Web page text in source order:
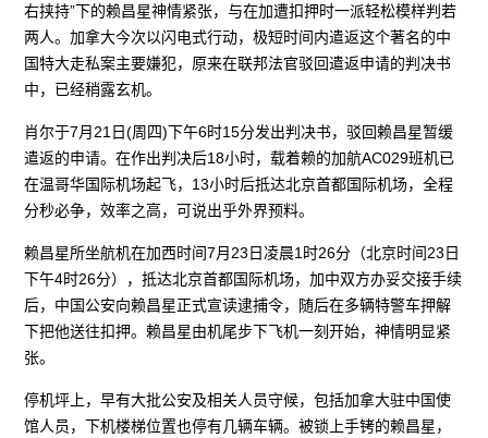
右挟持”下的赖昌星神情紧张，与在加遭扣押时一派轻松模样判若
两人。加拿大今次以闪电式行动，极短时间内遣返这个著名的中
国特大走私案主要嫌犯，原来在联邦法官驳回遣返申请的判决书
中，已经稍露玄机。
肖尔于7月21日(周四)下午6时15分发出判决书，驳回赖昌星暂缓
遣返的申请。在作出判决后18小时，载着赖的加航AC029班机已
在温哥华国际机场起飞，13小时后抵达北京首都国际机场，全程
分秒必争，效率之高，可说出乎外界预料。
赖昌星所坐航机在加西时间7月23日凌晨1时26分（北京时间23日
下午4时26分），抵达北京首都国际机场，加中双方办妥交接手续
后，中国公安向赖昌星正式宣读逮捕令，随后在多辆特警车押解
下把他送往扣押。赖昌星由机尾步下飞机一刻开始，神情明显紧
张。
停机坪上，早有大批公安及相关人员守候，包括加拿大驻中国使
馆人员，下机楼梯位置也停有几辆车辆。被锁上手铐的赖昌星，